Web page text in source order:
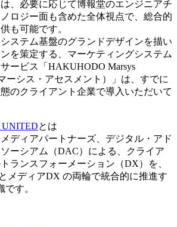
、必要に応じて博報堂のエンジニアチ
ロジー面も含めた全体視点で、総合的
も可能です。
ステム基盤のグランドデザインを描い
を策定する、マーケティングシステム
ービス「HAKUHODO Marsys
ーシス・アセスメント）」は、すでに
のクライアント企業で導入いただいて
とは
ディアパートナーズ、デジタル・アド
ーシアム（DAC）による、クライア
ランスフォーメーション（DX）を、
メディアDX の両輪で統合的に推進す
す。